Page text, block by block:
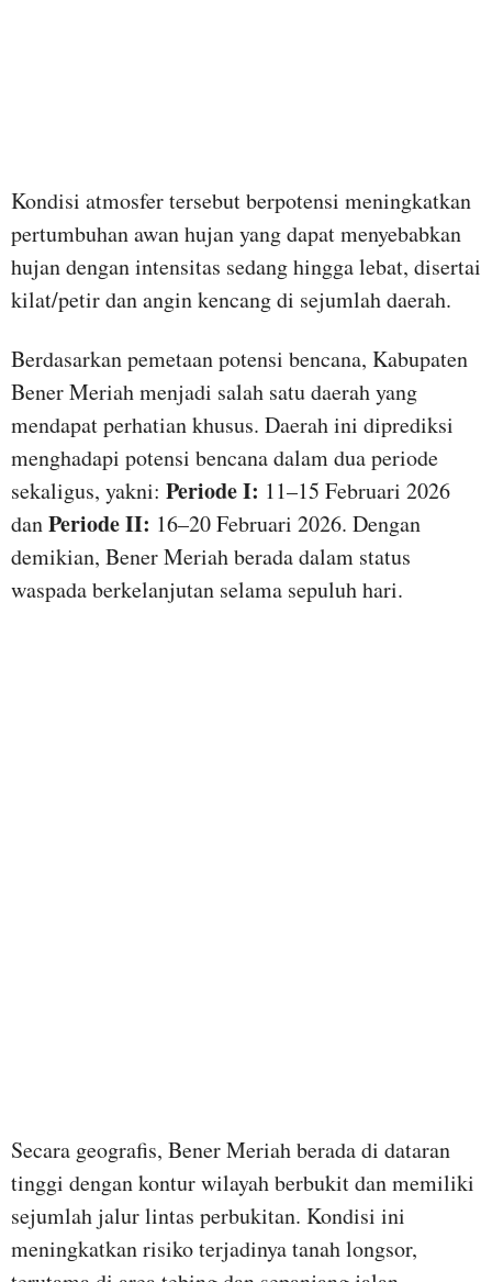
Kondisi atmosfer tersebut berpotensi meningkatkan
pertumbuhan awan hujan yang dapat menyebabkan
hujan dengan intensitas sedang hingga lebat, disertai
kilat/petir dan angin kencang di sejumlah daerah.
Berdasarkan pemetaan potensi bencana, Kabupaten
Bener Meriah menjadi salah satu daerah yang
mendapat perhatian khusus. Daerah ini diprediksi
menghadapi potensi bencana dalam dua periode
sekaligus, yakni: Periode I: 11–15 Februari 2026
danPeriode II: 16–20 Februari 2026. Dengan
demikian, Bener Meriah berada dalam status
waspada berkelanjutan selama sepuluh hari.
Secara geografis, Bener Meriah berada di dataran
tinggi dengan kontur wilayah berbukit dan memiliki
sejumlah jalur lintas perbukitan. Kondisi ini
meningkatkan risiko terjadinya tanah longsor,